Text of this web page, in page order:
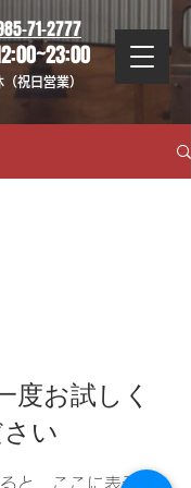
71-2777
祝日営業）
度お試しく
い
と、ここに表示さ